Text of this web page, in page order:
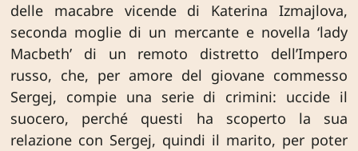
delle macabre vicende di Katerina Izmajlova,
seconda moglie di un mercante e novella ‘lady
Macbeth’ di un remoto distretto dell’Impero
russo, che, per amore del giovane commesso
Sergej, compie una serie di crimini: uccide il
suocero, perché questi ha scoperto la sua
relazione con Sergej, quindi il marito, per poter